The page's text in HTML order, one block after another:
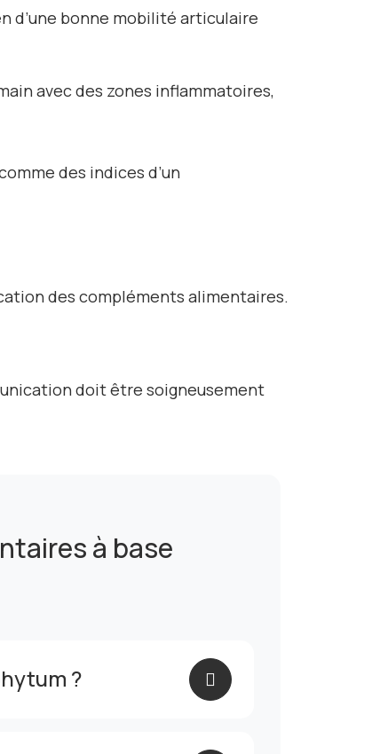
d’une bonne mobilité articulaire
avec des zones inflammatoires,
des indices d’un
des compléments alimentaires.
doit être soigneusement
à base
?